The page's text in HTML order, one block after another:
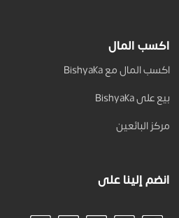
اكسب المال
اكسب المال مع Bishyaka
بيع على Bishyaka
مركز البائعين
انضم إلينا على